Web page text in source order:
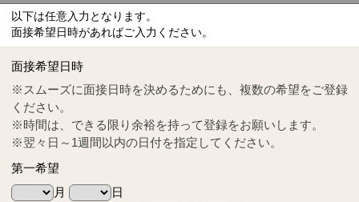
Tel
0570-55-0314
以下は任意入力となります。
面接希望日時があればご入力ください。
面接希望日時
※スムーズに面接日時を決めるためにも、複数の希望をご登録
ください。
※時間は、できる限り余裕を持って登録をお願いします。
※翌々日～1週間以内の日付を指定してください。
第一希望
月
日